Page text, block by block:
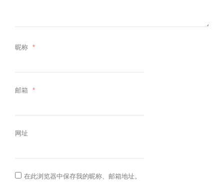
昵称 *
邮箱 *
网址
在此浏览器中保存我的昵称、邮箱地址。